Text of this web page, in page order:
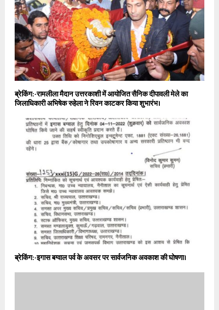
ब्रेकिंग:-रामलीला मैदान उत्तरकाशी में आयोजित सैनिक दीपावली मेले का
जिलाधिकारी अभिषेक रुहेला ने रिवन काटकर किया शुभारंभ।
ब्रेकिंग:-इगास बग्वाल पर्व के अवसर पर सार्वजनिक अवकाश की घोषणा।